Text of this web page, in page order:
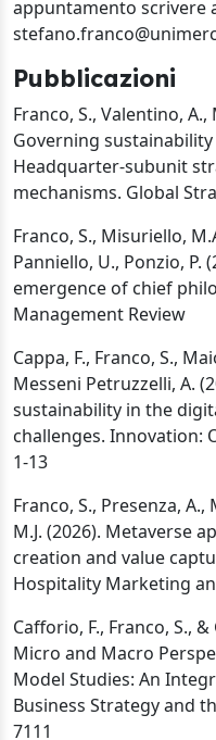
appuntamento scrivere
Pubblicazioni
Franco, S., Valentino,
Governing
Headquarter-subunit
mechanisms. Global
Franco, S., Misuriello,
Panniello, U., Ponzio, P.
emergence of chief
Management Review
Cappa, F., Franco, S.,
Messeni Petruzzelli, A.
sustainability in the
challenges. Innovation:
1-13
Franco, S., Presenza,
M.J. (2026). Metaverse
creation and value
Hospitality Marketing
Cafforio, F., Franco, S.,
Micro and Macro
Model Studies: An
Business Strategy and
7111